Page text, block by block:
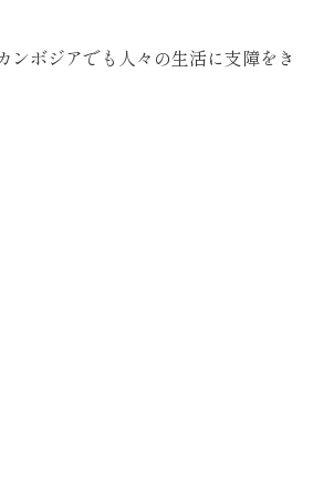
ンボジアでも人々の生活に支障をき